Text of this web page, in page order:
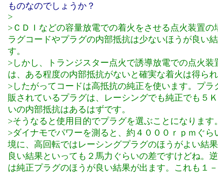
ものなのでしょうか？
>
>ＣＤＩなどの容量放電での着火をさせる点火装置の
ラグコードやプラグの内部抵抗は少ないほうが良い
す。
>しかし、トランジスター点火で誘導放電での点火装
は、ある程度の内部抵抗がないと確実な着火は得ら
>したがってコードは高抵抗の純正を使います。プラ
販されているプラグは、レーシングでも純正でも５
いの内部抵抗はあるはずです。
>そうなると使用目的でプラグを選ぶことになります
>ダイナモでパワーを測ると、約４０００ｒｐｍぐら
境に、高回転ではレーシングプラグのほうがよい結
良い結果といっても２馬力ぐらいの差ですけどね。
は純正プラグのほうが良い結果が出ます。これも１